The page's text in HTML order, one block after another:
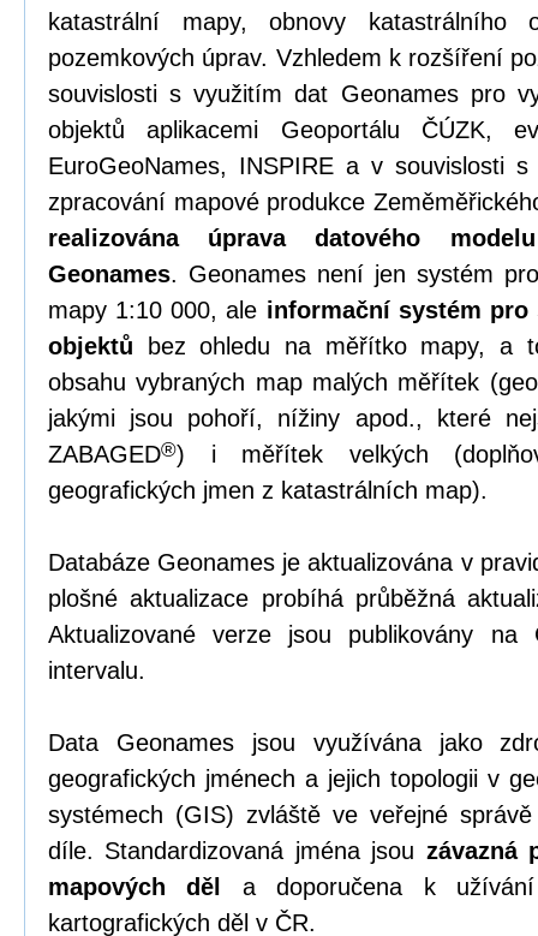
katastrální mapy, obnovy katastrálního
pozemkových úprav. Vzhledem k rozšíření
souvislosti s využitím dat Geonames pro
objektů aplikacemi Geoportálu ČÚZK,
EuroGeoNames, INSPIRE a v souvislosti s
zpracování mapové produkce
realizována úprava datového
Geonames. Geonames není jen systém
mapy 1:10 000, ale informační systém pro
objektů bez ohledu na měřítko mapy, a
obsahu vybraných map malých měřítek
jakými jsou pohoří, nížiny apod., které
ZABAGED®) i měřítek velkých
geografických jmen z katastrálních map).
Databáze Geonames je aktualizována v
plošné aktualizace probíhá průběžná
Aktualizované verze jsou publikovány na
intervalu.
Data Geonames jsou využívána jako
geografických jménech a jejich topologii v
systémech (GIS) zvláště ve veřejné
díle. Standardizovaná jména jsou závazná
mapových děl
a doporučena k užívání
kartografických děl v ČR.